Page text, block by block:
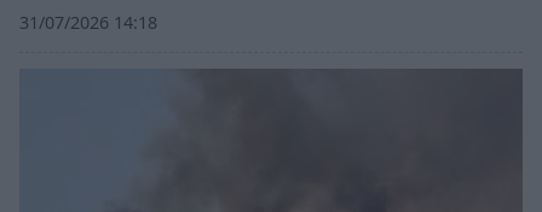
31/07/2026 14:18